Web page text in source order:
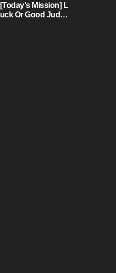
[Today's Mission] L
uck Or Good Judg